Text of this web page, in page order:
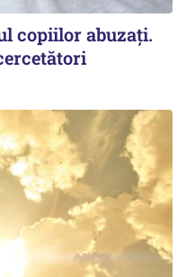
copiilor abuzați.